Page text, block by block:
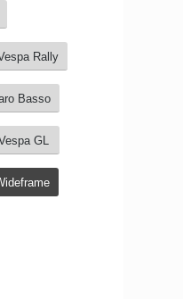
Rally
Basso
GL